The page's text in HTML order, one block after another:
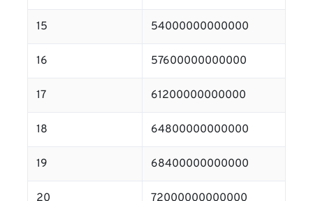
15 54000000000000
16 57600000000000
17 61200000000000
18 64800000000000
19 68400000000000
20 72000000000000